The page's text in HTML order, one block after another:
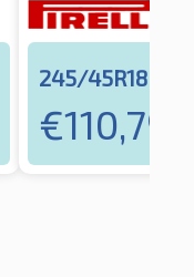
245/45R18
€110,79